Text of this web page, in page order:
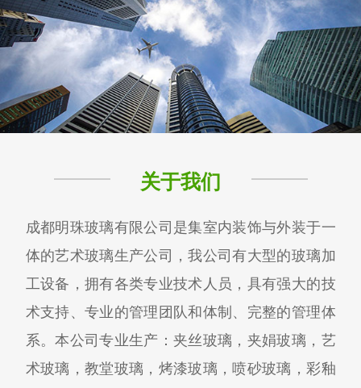
关于我们
成都明珠玻璃有限公司是集室内装饰与外装于一
体的艺术玻璃生产公司，我公司有大型的玻璃加
工设备，拥有各类专业技术人员，具有强大的技
术支持、专业的管理团队和体制、完整的管理体
系。本公司专业生产：夹丝玻璃，夹娟玻璃，艺
术玻璃，教堂玻璃，烤漆玻璃，喷砂玻璃，彩釉